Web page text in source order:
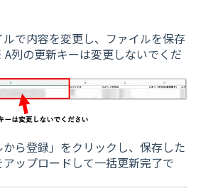
で内容を変更し、ファイルを保存
列の更新キーは変更しないでくだ
から登録」をクリックし、保存した
アップロードして一括更新完了で